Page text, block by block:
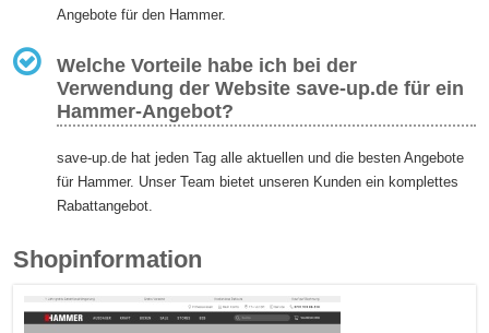
Angebote für den Hammer.
Welche Vorteile habe ich bei der
Verwendung der Website save-up.de für ein
Hammer-Angebot?
save-up.de hat jeden Tag alle aktuellen und die besten Angebote
für Hammer. Unser Team bietet unseren Kunden ein komplettes
Rabattangebot.
Shopinformation